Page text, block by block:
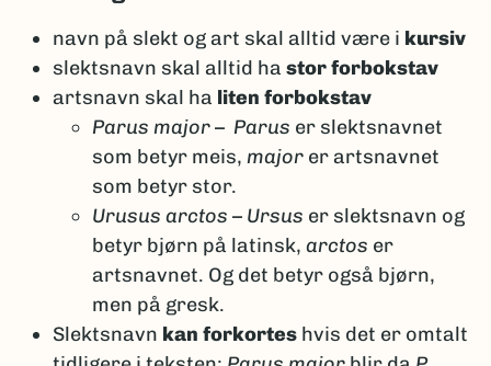
navn på slekt og art skal alltid være i kursiv
slektsnavn skal alltid ha stor forbokstav
artsnavn skal ha liten forbokstav
Parus major– Parus er slektsnavnet
som betyr meis, major er artsnavnet
som betyr stor.
Urusus arctos – Ursus er slektsnavn og
betyr bjørn på latinsk, arctos er
artsnavnet. Og det betyr også bjørn,
men på gresk.
Slektsnavn kan forkortes hvis det er omtalt